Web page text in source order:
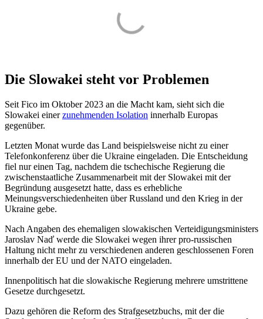
Die Slowakei steht vor Problemen
Seit Fico im Oktober 2023 an die Macht kam, sieht sich die
Slowakei einerzunehmenden Isolation innerhalb Europas
gegenüber.
Letzten Monat wurde das Land beispielsweise nicht zu einer
Telefonkonferenz über die Ukraine eingeladen. Die Entscheidung
fiel nur einen Tag, nachdem die tschechische Regierung die
zwischenstaatliche Zusammenarbeit mit der Slowakei mit der
Begründung ausgesetzt hatte, dass es erhebliche
Meinungsverschiedenheiten über Russland und den Krieg in der
Ukraine gebe.
Nach Angaben des ehemaligen slowakischen Verteidigungsministers
Jaroslav Naď werde die Slowakei wegen ihrer pro-russischen
Haltung nicht mehr zu verschiedenen anderen geschlossenen Foren
innerhalb der EU und der NATO eingeladen.
Innenpolitisch hat die slowakische Regierung mehrere umstrittene
Gesetze durchgesetzt.
Dazu gehören die Reform des Strafgesetzbuchs, mit der die